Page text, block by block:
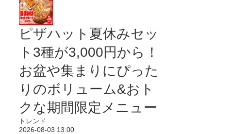
ピザハット夏休みセッ
ト3種が3,000円から！
お盆や集まりにぴった
りのボリューム&おト
クな期間限定メニュー
トレンド
2026-08-03 13:00